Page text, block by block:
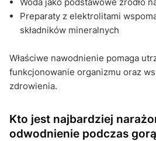
Preparaty z elektrolitami
składników mineralnych
Właściwe nawodnienie pomaga
funkcjonowanie organizmu oraz
zdrowienia.
Kto jest najbardziej
odwodnienie podczas